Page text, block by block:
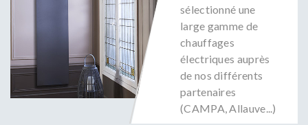
sélectionné une
large gamme de
chauffages
électriques auprès
de nos différents
partenaires
(CAMPA, Allauve...)